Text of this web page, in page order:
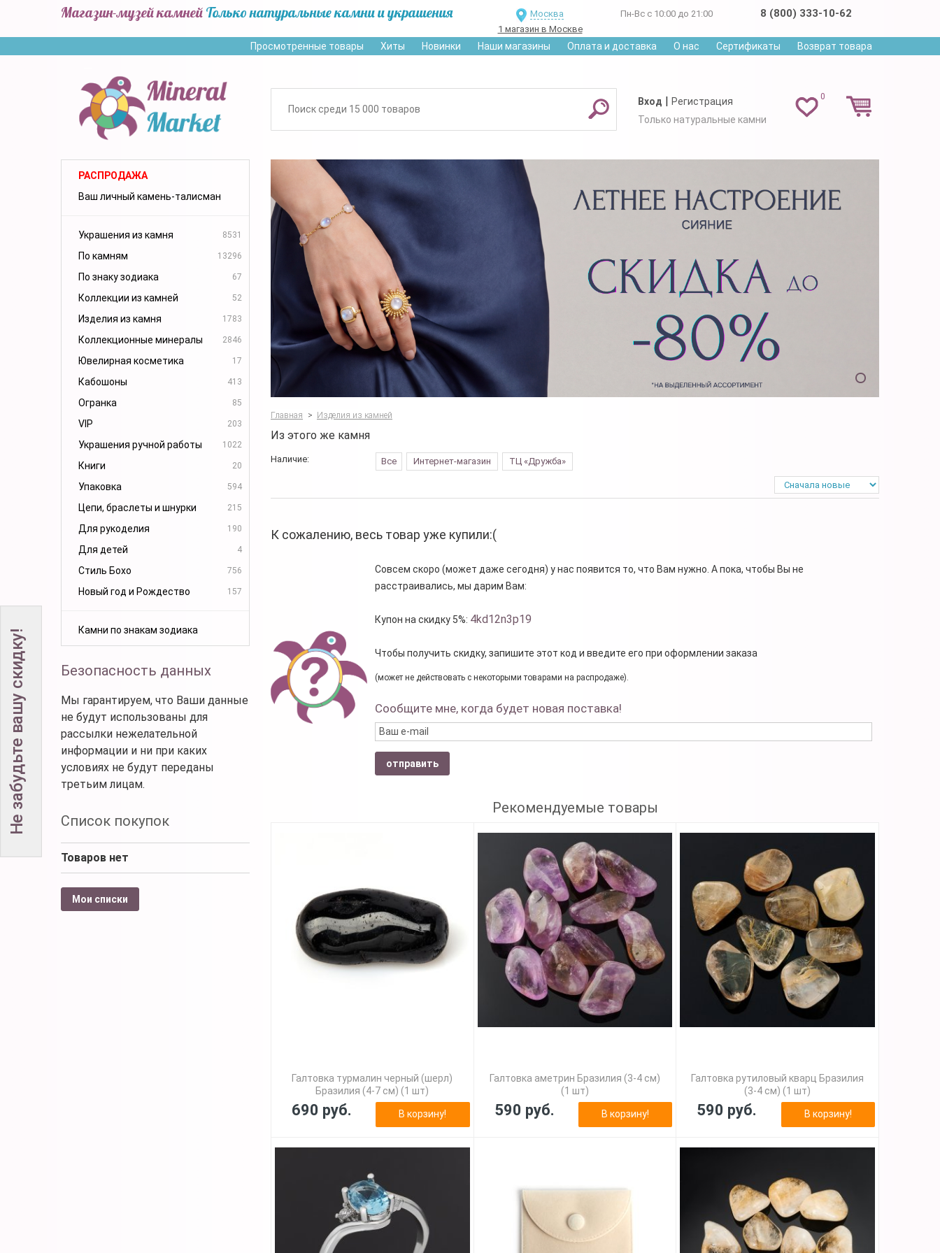
Магазин-музей камней Только натуральные камни и украшения
Москва
1 магазин в Москве
Пн-Вс с 10:00 до 21:00 8 (800) 333-10-62
Просмотренные товары Хиты Новинки Наши магазины Оплата и доставка О нас Сертификаты Возврат товара
0
Вход | Регистрация
Только натуральные камни
РАСПРОДАЖА
Ваш личный камень-талисман
Украшения из камня 8531
По камням 13296
По знаку зодиака 67
Коллекции из камней 52
Изделия из камня 1783
Коллекционные минералы 2846
Ювелирная косметика 17
Кабошоны 413
Огранка 85
VIP 203
Украшения ручной работы 1022
Книги 20
Упаковка 594
Цепи, браслеты и шнурки 215
Для рукоделия 190
Для детей 4
Стиль Бохо 756
Новый год и Рождество 157
Камни по знакам зодиака
Безопасность данных
Мы гарантируем, что Ваши данные
не будут использованы для
рассылки нежелательной
информации и ни при каких
условиях не будут переданы
третьим лицам.
Список покупок
Товаров нет
Мои списки
Главная > Изделия из камней
Из этого же камня
Наличие: Все Интернет-магазин ТЦ «Дружба»
К сожалению, весь товар уже купили:(
Совсем скоро (может даже сегодня) у нас появится то, что Вам нужно. А пока, чтобы Вы не
расстраивались, мы дарим Вам:
Купон на скидку 5%: 4kd12n3p19
Чтобы получить скидку, запишите этот код и введите его при оформлении заказа
(может не действовать с некоторыми товарами на распродаже).
Сообщите мне, когда будет новая поставка!
отправить
Рекомендуемые товары
Галтовка турмалин черный (шерл)
Бразилия (4-7 см) (1 шт)
690 руб. В корзину!
Галтовка аметрин Бразилия (3-4 см)
(1 шт)
590 руб. В корзину!
Галтовка рутиловый кварц Бразилия
(3-4 см) (1 шт)
590 руб. В корзину!
Не забудьте вашу скидку!